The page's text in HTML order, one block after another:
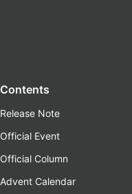
Contents
Release Note
Official Event
Official Column
Advent Calendar